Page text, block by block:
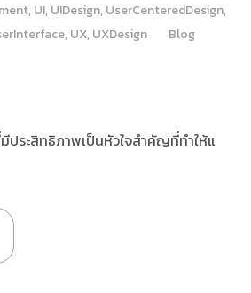
, UI, UIDesign, UserCenteredDesign,
, UX, UXDesign Blog
ประสิทธิภาพเป็นหัวใจสำคัญที่ทำให้แ